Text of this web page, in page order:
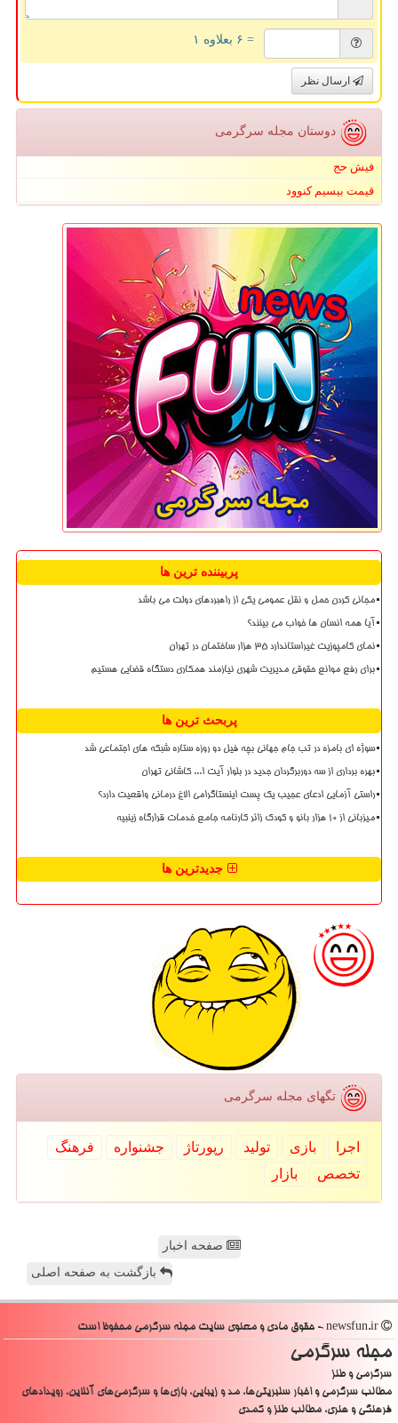
= ۶ بعلاوه ۱
ارسال نظر
دوستان مجله سرگرمی
فیش حج
قیمت بیسیم کنوود
پربیننده ترین ها
مجانی کردن حمل و نقل عمومی یکی از راهبردهای دولت می باشد
آیا همه انسان ها خواب می بینند؟
نمای کامپوزیت غیراستاندارد ۳۵ هزار ساختمان در تهران
برای رفع موانع حقوقی مدیریت شهری نیازمند همکاری دستگاه قضایی هستیم
پربحث ترین ها
سوژه ای بامزه در تب جام جهانی بچه فیل دو روزه ستاره شبکه های اجتماعی شد
بهره برداری از سه دوربرگردان جدید در بلوار آیت ا... کاشانی تهران
راستی آزمایی ادعای عجیب یک پست اینستاگرامی الاغ درمانی واقعیت دارد؟
میزبانی از ۱۰ هزار بانو و کودک زائر کارنامه جامع خدمات قرارگاه زینبیه
جدیدترین ها
تگهای مجله سرگرمی
اجرا بازی تولید رپورتاژ جشنواره
فرهنگ
تخصص
بازار
صفحه اخبار
بازگشت به صفحه اصلی
مجله سرگرمی
سرگرمی و طنز
مطالب سرگرمی و اخبار سلبریتی‌ها، مد و زیبایی، بازی‌ها و سرگرمی‌های آنلاین، رویدادهای
فرهنگی و هنری، مطالب طنز و کمدی